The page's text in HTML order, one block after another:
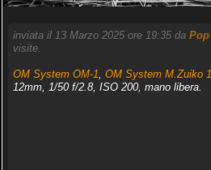
inviata il 13 Marzo 2025 ore 19:35 da Pop
visite.
OM System OM-1, OM System M.Zuiko
12mm, 1/50 f/2.8, ISO 200, mano libera.